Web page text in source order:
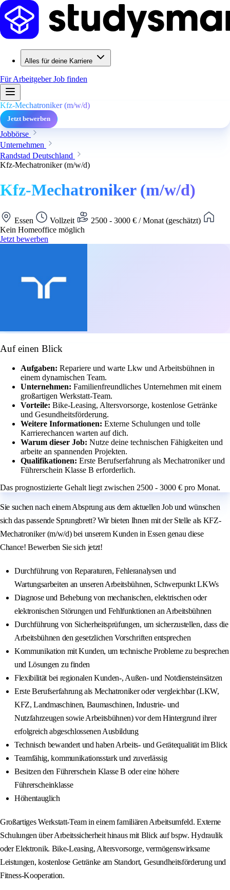
Alles für deine Karriere
Für ArbeitgeberJob finden
Kfz-Mechatroniker (m/w/d)
Jetzt bewerben
Jobbörse
Unternehmen
Randstad Deutschland
Kfz-Mechatroniker (m/w/d)
Kfz-Mechatroniker (m/w/d)
Essen Vollzeit
2500 - 3000 € / Monat (geschätzt)
Kein Homeoffice möglich
Jetzt bewerben
Auf einen Blick
Aufgaben: Repariere und warte Lkw und Arbeitsbühnen in
einem dynamischen Team.
Unternehmen: Familienfreundliches Unternehmen mit einem
großartigen Werkstatt-Team.
Vorteile: Bike-Leasing, Altersvorsorge, kostenlose Getränke
und Gesundheitsförderung.
Weitere Informationen: Externe Schulungen und tolle
Karrierechancen warten auf dich.
Warum dieser Job: Nutze deine technischen Fähigkeiten und
arbeite an spannenden Projekten.
Qualifikationen: Erste Berufserfahrung als Mechatroniker und
Führerschein Klasse B erforderlich.
Das prognostizierte Gehalt liegt zwischen 2500 - 3000 € pro Monat.
Sie suchen nach einem Absprung aus dem aktuellen Job und wünschen
sich das passende Sprungbrett? Wir bieten Ihnen mit der Stelle als KFZ-
Mechatroniker (m/w/d) bei unserem Kunden in Essen genau diese
Chance! Bewerben Sie sich jetzt!
Durchführung von Reparaturen, Fehleranalysen und
Wartungsarbeiten an unseren Arbeitsbühnen, Schwerpunkt LKWs
Diagnose und Behebung von mechanischen, elektrischen oder
elektronischen Störungen und Fehlfunktionen an Arbeitsbühnen
Durchführung von Sicherheitsprüfungen, um sicherzustellen, dass die
Arbeitsbühnen den gesetzlichen Vorschriften entsprechen
Kommunikation mit Kunden, um technische Probleme zu besprechen
und Lösungen zu finden
Flexibilität bei regionalen Kunden-, Außen- und Notdiensteinsätzen
Erste Berufserfahrung als Mechatroniker oder vergleichbar (LKW,
KFZ, Landmaschinen, Baumaschinen, Industrie- und
Nutzfahrzeugen sowie Arbeitsbühnen) vor dem Hintergrund ihrer
erfolgreich abgeschlossenen Ausbildung
Technisch bewandert und haben Arbeits- und Gerätequalität im Blick
Teamfähig, kommunikationsstark und zuverlässig
Besitzen den Führerschein Klasse B oder eine höhere
Führerscheinklasse
Höhentauglich
Großartiges Werkstatt-Team in einem familiären Arbeitsumfeld. Externe
Schulungen über Arbeitssicherheit hinaus mit Blick auf bspw. Hydraulik
oder Elektronik. Bike-Leasing, Altersvorsorge, vermögenswirksame
Leistungen, kostenlose Getränke am Standort, Gesundheitsförderung und
Fitness-Kooperation.